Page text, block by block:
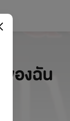
ของฉัน